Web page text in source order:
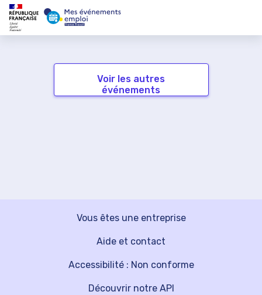
Voir les autres
événements
Vous êtes une entreprise
Découvrir notre API
Aide et contact
Accessibilité : Non conforme